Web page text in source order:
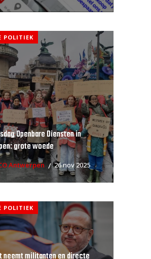
POLITIEK
Openbare Diensten in
grote woede
Antwerpen 26 nov 2025
POLITIEK